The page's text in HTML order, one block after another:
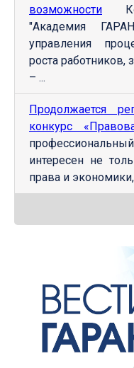
возможности
"Академия
управления
роста работников,
– ...
Продолжается
конкурс
интересен не
права и экономики,